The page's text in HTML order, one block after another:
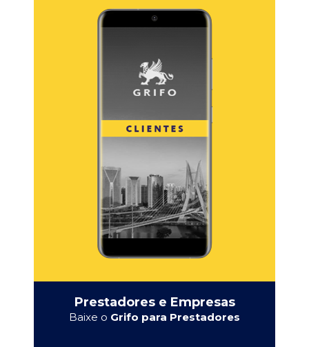
Prestadores e Empresas
Baixe o Grifo para Prestadores